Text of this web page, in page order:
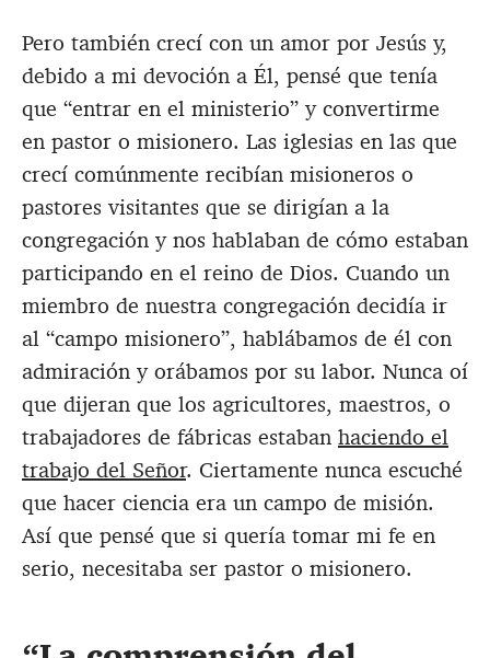
Pero también crecí con un amor por Jesús y,
debido a mi devoción a Él, pensé que tenía
que “entrar en el ministerio” y convertirme
en pastor o misionero. Las iglesias en las que
crecí comúnmente recibían misioneros o
pastores visitantes que se dirigían a la
congregación y nos hablaban de cómo estaban
participando en el reino de Dios. Cuando un
miembro de nuestra congregación decidía ir
al “campo misionero”, hablábamos de él con
admiración y orábamos por su labor. Nunca oí
que dijeran que los agricultores, maestros, o
trabajadores de fábricas estaban haciendo el
trabajo del Señor. Ciertamente nunca escuché
que hacer ciencia era un campo de misión.
Así que pensé que si quería tomar mi fe en
serio, necesitaba ser pastor o misionero.